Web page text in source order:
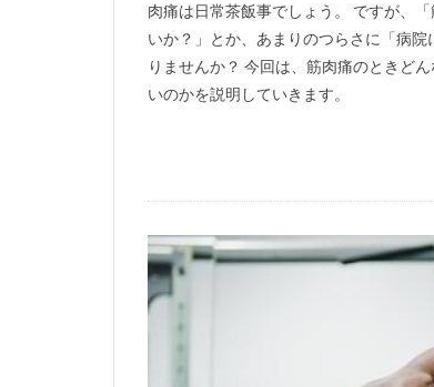
肉痛は日常茶飯事でしょう。 ですが、
いか？」とか、あまりのつらさに「病
りませんか？ 今回は、筋肉痛のときど
いのかを説明していきます。